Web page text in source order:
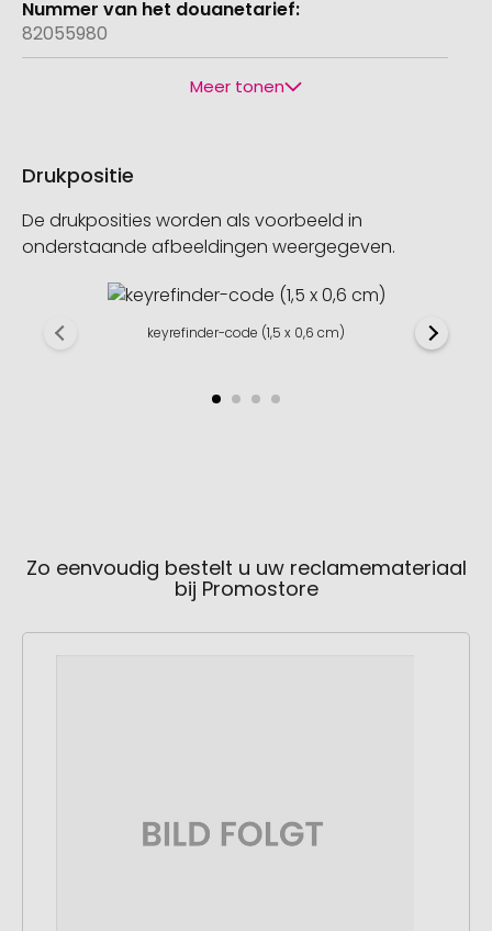
82055980
Meer tonen
Drukpositie
De drukposities worden als voorbeeld in
onderstaande afbeeldingen weergegeven.
keyrefinder-code (1,5 x 0,6 cm)
Zo eenvoudig bestelt u uw reclamemateriaal
bij Promostore